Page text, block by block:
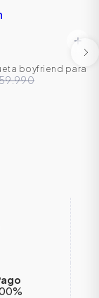
boyfriend para